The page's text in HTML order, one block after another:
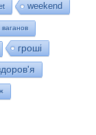
weekend
гроші